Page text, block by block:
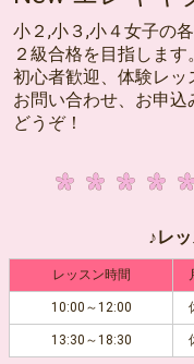
小２,小３,小４女子の
２級合格を目指します。
初心者歓迎、体験レ
お問い合わせ、お申
どうぞ！
♪レ
レッスン時間
10:00～12:00
13:30～18:30